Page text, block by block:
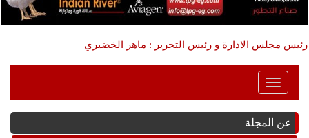
رئيس مجلس الادارة و رئيس التحرير : ماهر الخضيري
Toggle
Navigation
عن المجلة